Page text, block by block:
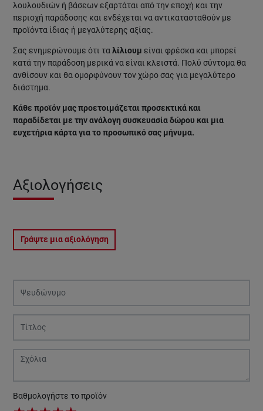
λουλουδιών ή βάσεων εξαρτάται από την εποχή και την
περιοχή παράδοσης και ενδέχεται να αντικατασταθούν με
προϊόντα ίδιας ή μεγαλύτερης αξίας.
Σας ενημερώνουμε ότι τα λίλιουμ είναι φρέσκα και μπορεί
κατά την παράδοση μερικά να είναι κλειστά. Πολύ σύντομα θα
ανθίσουν και θα ομορφύνουν τον χώρο σας για μεγαλύτερο
διάστημα.
Κάθε προϊόν μας προετοιμάζεται προσεκτικά και
παραδίδεται με την ανάλογη συσκευασία δώρου και μια
ευχετήρια κάρτα για το προσωπικό σας μήνυμα.
Αξιολογήσεις
Γράψτε μια αξιολόγηση
Βαθμολογήστε το προϊόν